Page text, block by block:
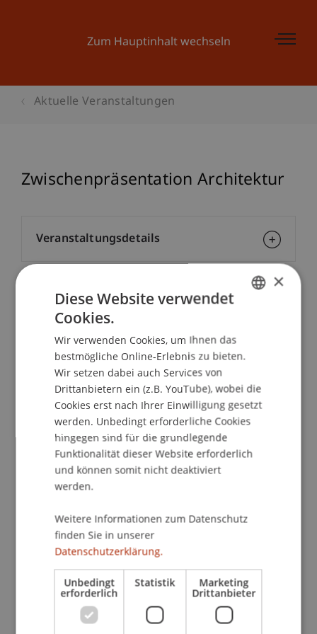
Zum Hauptinhalt wechseln
Aktuelle Veranstaltungen
Zwischenpräsentation Architektur
School/Professur:
Studienverwaltung Bachelorstudiengang
Architektur
Architektur Zwischenpräsentation der Bachelor-
und Masterstudios des Instituts für Architektur
und Raumentwicklung der Universität
Liechtenstein.
An Zwischenpräsentation wird der Stand der
Arbeiten präsentiert. Externe Gastkritiker
begleiten die Entwurfsstudios und erteilen den
Studierenden zusammen mit den
Hochschullehrenden individuelle Bewertungen.
Veranstaltungsdetails
Kontakt
×
Diese Website verwendet
Cookies.
Wir verwenden Cookies, um Ihnen das
bestmögliche Online-Erlebnis zu bieten.
Wir setzen dabei auch Services von
Drittanbietern ein (z.B. YouTube), wobei die
Cookies erst nach Ihrer Einwilligung gesetzt
werden. Unbedingt erforderliche Cookies
hingegen sind für die grundlegende
Funktionalität dieser Website erforderlich
und können somit nicht deaktiviert
werden.
Weitere Informationen zum Datenschutz
finden Sie in unserer
Datenschutzerklärung.
Unbedingt
erforderlich
Statistik Marketing
Drittanbieter